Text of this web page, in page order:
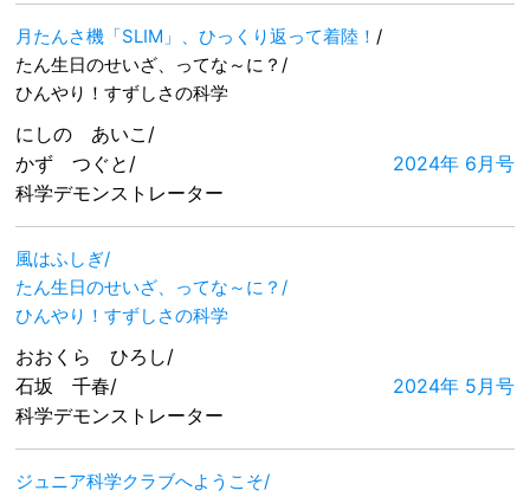
月たんさ機「SLIM」、ひっくり返って着陸！/
たん生日のせいざ、ってな～に？/
ひんやり！すずしさの科学
にしの あいこ/
かず つぐと/
科学デモンストレーター
2024年 6月号
風はふしぎ/
たん生日のせいざ、ってな～に？/
ひんやり！すずしさの科学
おおくら ひろし/
石坂 千春/
科学デモンストレーター
2024年 5月号
ジュニア科学クラブへようこそ/